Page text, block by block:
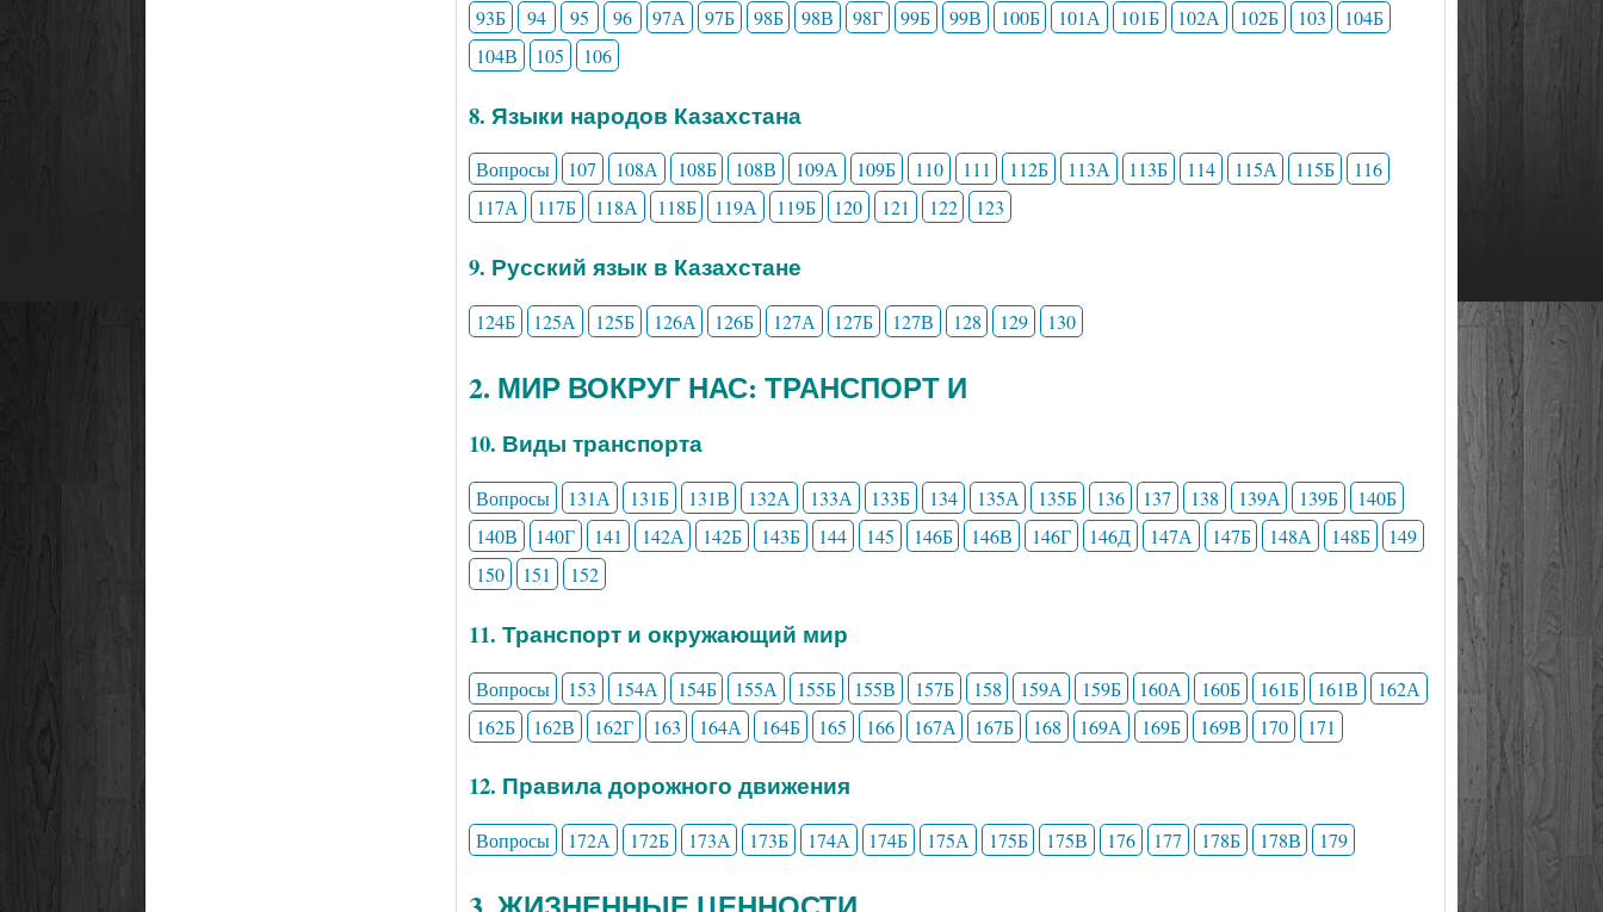
93Б
94 95 96 97А 97Б 98Б 98В 98Г 99Б 99В 100Б 101А 101Б 102А 102Б 103
104Б
104В
105 106
8. Языки народов Казахстана
Вопросы 107 108А 108Б 108В 109А 109Б 110 111 112Б 113А 113Б 114 115А 115Б
116
117А
117Б 118А 118Б 119А 119Б 120 121 122 123
9. Русский язык в Казахстане
124Б 125А 125Б 126А 126Б 127А 127Б 127В 128 129 130
2. МИР ВОКРУГ НАС: ТРАНСПОРТ И
10. Виды транспорта
Вопросы 131А 131Б 131В 132А 133А 133Б 134 135А 135Б 136 137 138 139А 139Б
140Б
140В
140Г 141 142А 142Б 143Б 144 145 146Б 146В 146Г 146Д 147А 147Б 148А 148Б
149
150
151 152
11. Транспорт и окружающий мир
Вопросы 153 154А 154Б 155А 155Б 155В 157Б 158 159А 159Б 160А 160Б 161Б 161В
162А
162Б
162В 162Г 163 164А 164Б 165 166 167А 167Б 168 169А 169Б 169В 170 171
12. Правила дорожного движения
Вопросы 172А 172Б 173А 173Б 174А 174Б 175А 175Б 175В 176 177 178Б 178В 179